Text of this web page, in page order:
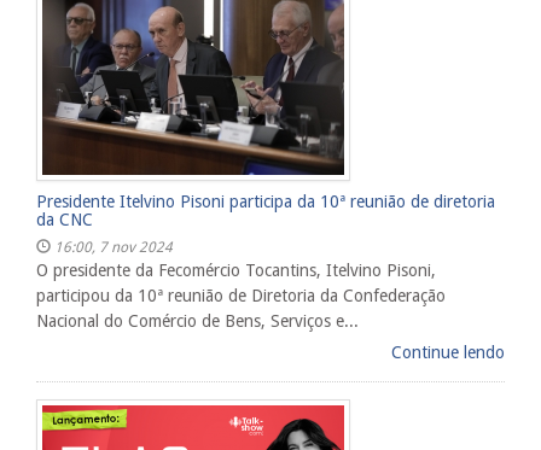
Presidente Itelvino Pisoni participa da 10ª reunião de diretoria
da CNC
16:00, 7 nov 2024
O presidente da Fecomércio Tocantins, Itelvino Pisoni,
participou da 10ª reunião de Diretoria da Confederação
Nacional do Comércio de Bens, Serviços e...
Continue lendo